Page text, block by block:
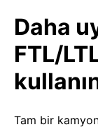
Daha
FTL/
Tam bir